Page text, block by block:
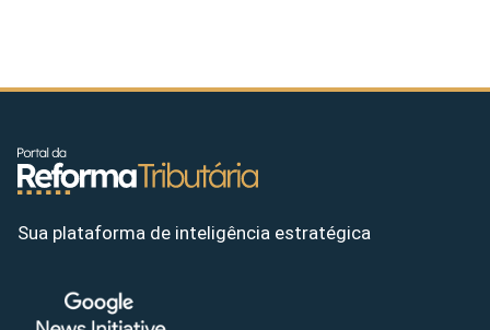
Sua plataforma de inteligência estratégica